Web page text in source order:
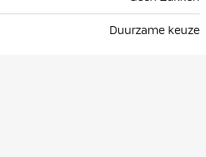
Duurzame keuze